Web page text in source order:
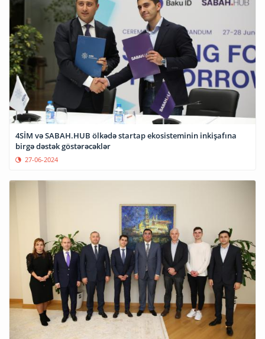
4SİM və SABAH.HUB ölkədə startap ekosisteminin inkişafına
birgə dəstək göstərəcəklər
27-06-2024